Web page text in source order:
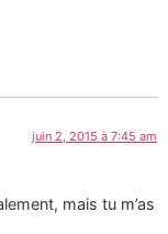
juin 2, 2015 à 7:45 am
mais tu m’as